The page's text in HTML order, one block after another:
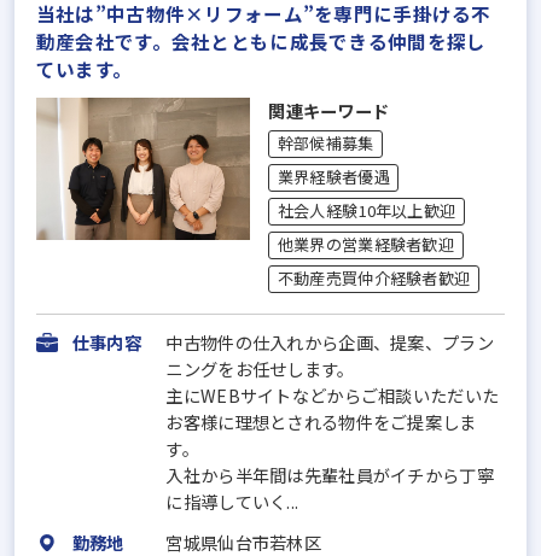
当社は”中古物件×リフォーム”を専門に手掛ける不
動産会社です。会社とともに成長できる仲間を探し
ています。
関連キーワード
幹部候補募集
業界経験者優遇
社会人経験10年以上歓迎
他業界の営業経験者歓迎
不動産売買仲介経験者歓迎
仕事内容
中古物件の仕入れから企画、提案、プラン
ニングをお任せします。
主にWEBサイトなどからご相談いただいた
お客様に理想とされる物件をご提案しま
す。
入社から半年間は先輩社員がイチから丁寧
に指導していく...
勤務地
宮城県仙台市若林区